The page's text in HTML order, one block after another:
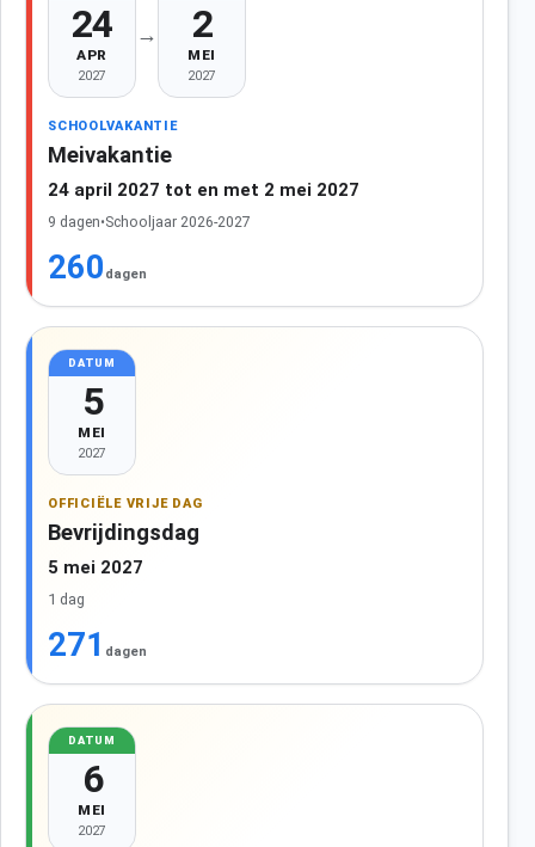
24
APR
2027
→ 2
MEI
2027
SCHOOLVAKANTIE
Meivakantie
24 april 2027 tot en met 2 mei 2027
9 dagen•Schooljaar 2026-2027
260 dagen
DATUM
5
MEI
2027
OFFICIËLE VRIJE DAG
Bevrijdingsdag
5 mei 2027
1 dag
271 dagen
DATUM
6
MEI
2027